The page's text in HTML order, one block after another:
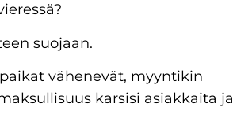
suojaan.
vähenevät, myyntikin
karsisi asiakkaita ja